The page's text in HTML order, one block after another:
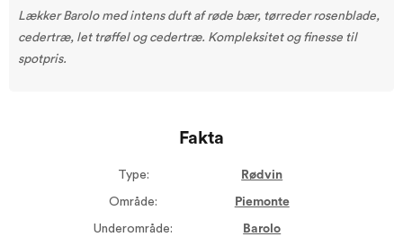
Lækker Barolo med intens duft af røde bær, tørreder rosenblade,
cedertræ, let trøffel og cedertræ. Kompleksitet og finesse til
spotpris.
Fakta
Type: Rødvin
Område: Piemonte
Underområde: Barolo